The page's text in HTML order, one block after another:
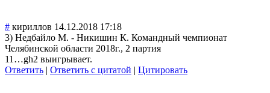
# кириллов 14.12.2018 17:18
3) Недбайло М. - Никишин К. Командный чемпионат
Челябинской области 2018г., 2 партия
11…gh2 выигрывает.
Ответить | Ответить с цитатой | Цитировать